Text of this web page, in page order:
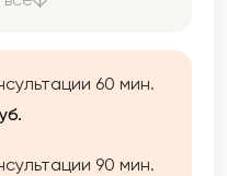
Работаю
могу быть Вам
60 мин.
90 мин.